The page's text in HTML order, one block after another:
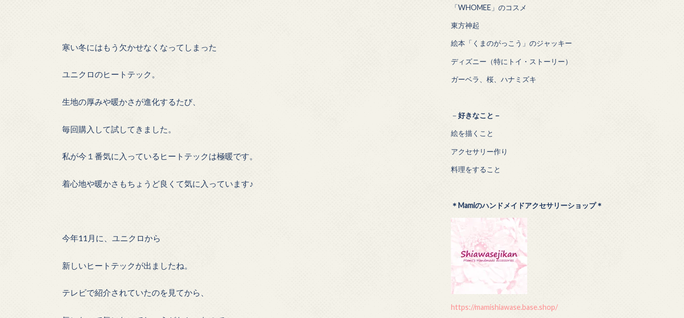
寒い冬にはもう欠かせなくなってしまった
ユニクロのヒートテック。
生地の厚みや暖かさが進化するたび、
毎回購入して試してきました。
私が今１番気に入っているヒートテックは極暖です。
着心地や暖かさもちょうど良くて気に入っています♪
今年11月に、ユニクロから
新しいヒートテックが出ましたね。
テレビで紹介されていたのを見てから、
「WHOMEE」のコスメ
東方神起
絵本「くまのがっこう」のジャッキー
ディズニー（特にトイ・ストーリー）
ガーベラ、桜、ハナミズキ
－ 好きなこと－
絵を描くこと
アクセサリー作り
料理をすること
＊Mamiのハンドメイドアクセサリーショップ＊
https://mamishiawase.base.shop/